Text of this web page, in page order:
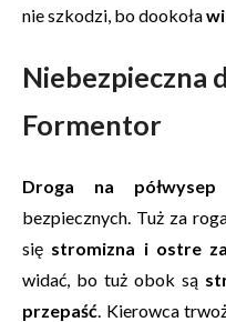
nie szkodzi, bo dookoła
Niebezpieczna
Formentor
Droga na półwysep
bezpiecznych. Tuż za
się stromizna i ostre
widać, bo tuż obok są
przepaść. Kierowca